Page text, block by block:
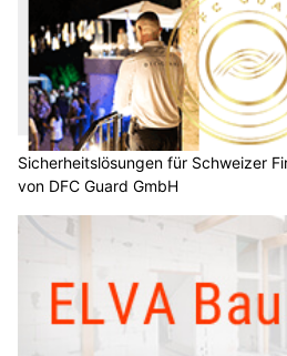
Sicherheitslösungen für Schweizer
von DFC Guard GmbH